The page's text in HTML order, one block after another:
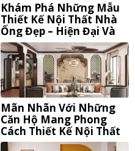
Khám Phá Những Mẫu
Thiết Kế Nội Thất Nhà
Ống Đẹp – Hiện Đại Và
Tiện Nghi
Mãn Nhãn Với Những
Căn Hộ Mang Phong
Cách Thiết Kế Nội Thất
Đông Dương